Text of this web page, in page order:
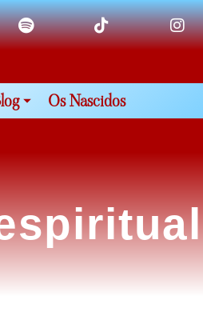
Os Nascidos